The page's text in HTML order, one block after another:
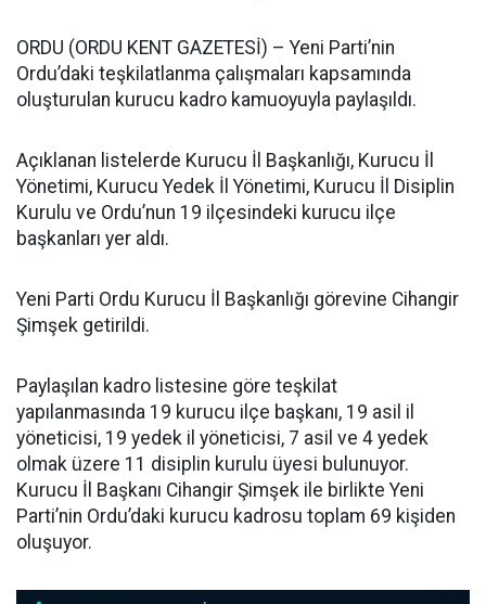
ORDU (ORDU KENT GAZETESİ) – Yeni Parti’nin
Ordu’daki teşkilatlanma çalışmaları kapsamında
oluşturulan kurucu kadro kamuoyuyla paylaşıldı.
Açıklanan listelerde Kurucu İl Başkanlığı, Kurucu İl
Yönetimi, Kurucu Yedek İl Yönetimi, Kurucu İl Disiplin
Kurulu ve Ordu’nun 19 ilçesindeki kurucu ilçe
başkanları yer aldı.
Yeni Parti Ordu Kurucu İl Başkanlığı görevine Cihangir
Şimşek getirildi.
Paylaşılan kadro listesine göre teşkilat
yapılanmasında 19 kurucu ilçe başkanı, 19 asil il
yöneticisi, 19 yedek il yöneticisi, 7 asil ve 4 yedek
olmak üzere 11 disiplin kurulu üyesi bulunuyor.
Kurucu İl Başkanı Cihangir Şimşek ile birlikte Yeni
Parti’nin Ordu’daki kurucu kadrosu toplam 69 kişiden
oluşuyor.